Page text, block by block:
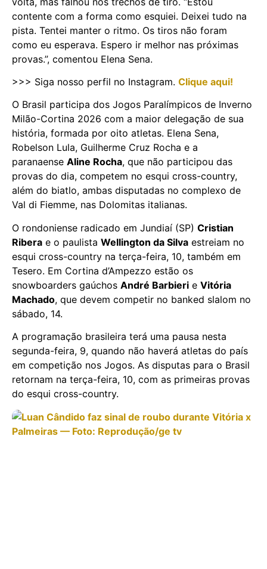
contente com a forma como esquiei. Deixei tudo na
pista. Tentei manter o ritmo. Os tiros não foram
como eu esperava. Espero ir melhor nas próximas
provas.”, comentou Elena Sena.
>>> Siga nosso perfil no Instagram. Clique aqui!
O Brasil participa dos Jogos Paralímpicos de Inverno
Milão-Cortina 2026 com a maior delegação de sua
história, formada por oito atletas. Elena Sena,
Robelson Lula, Guilherme Cruz Rocha e a
paranaense Aline Rocha, que não participou das
provas do dia, competem no esqui cross-country,
além do biatlo, ambas disputadas no complexo de
Val di Fiemme, nas Dolomitas italianas.
O rondoniense radicado em Jundiaí (SP) Cristian
Ribera e o paulista Wellington da Silva estreiam no
esqui cross-country na terça-feira, 10, também em
Tesero. Em Cortina d’Ampezzo estão os
snowboarders gaúchos André Barbieri e Vitória
Machado, que devem competir no banked slalom no
sábado, 14.
A programação brasileira terá uma pausa nesta
segunda-feira, 9, quando não haverá atletas do país
em competição nos Jogos. As disputas para o Brasil
retornam na terça-feira, 10, com as primeiras provas
do esqui cross-country.